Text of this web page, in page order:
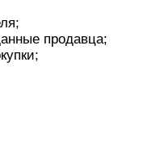
продавца;